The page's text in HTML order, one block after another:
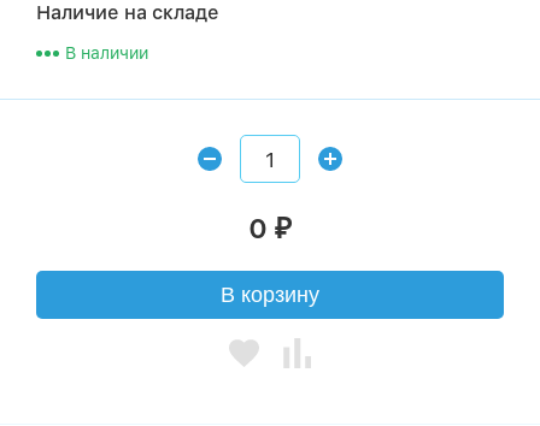
Наличие на складе
В наличии
0 ₽
В корзину